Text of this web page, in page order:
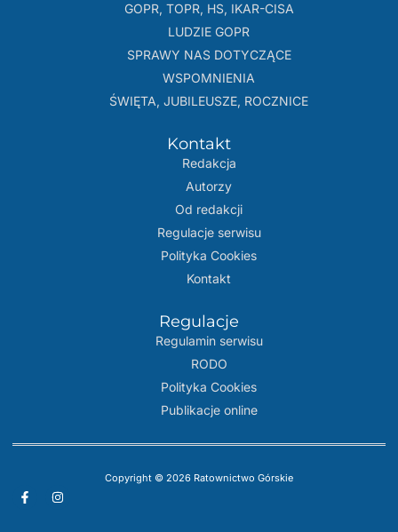
GOPR, TOPR, HS, IKAR-CISA
LUDZIE GOPR
SPRAWY NAS DOTYCZĄCE
WSPOMNIENIA
ŚWIĘTA, JUBILEUSZE, ROCZNICE
Kontakt
Redakcja
Autorzy
Od redakcji
Regulacje serwisu
Polityka Cookies
Kontakt
Regulacje
Regulamin serwisu
RODO
Polityka Cookies
Publikacje online
Copyright © 2026 Ratownictwo Górskie